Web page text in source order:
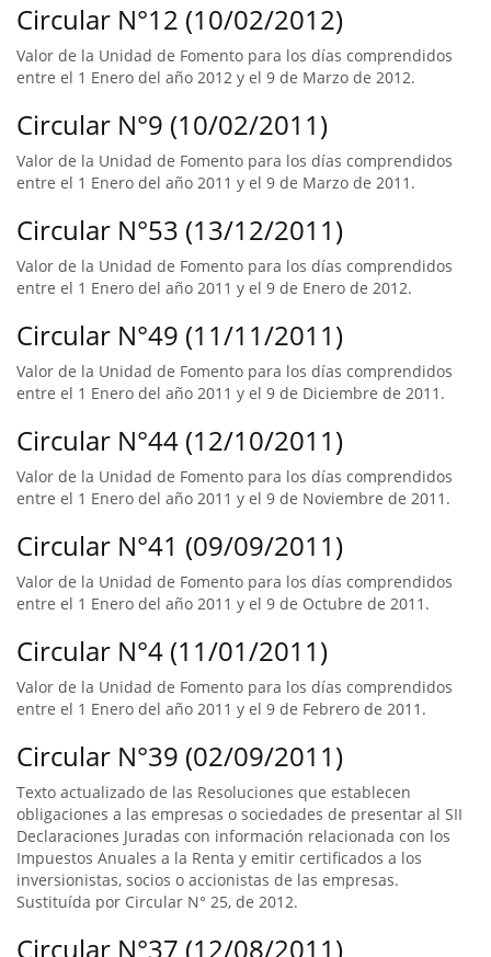
Circular N°12 (10/02/2012)
Valor de la Unidad de Fomento para los días comprendidos
entre el 1 Enero del año 2012 y el 9 de Marzo de 2012.
Circular N°9 (10/02/2011)
Valor de la Unidad de Fomento para los días comprendidos
entre el 1 Enero del año 2011 y el 9 de Marzo de 2011.
Circular N°53 (13/12/2011)
Valor de la Unidad de Fomento para los días comprendidos
entre el 1 Enero del año 2011 y el 9 de Enero de 2012.
Circular N°49 (11/11/2011)
Valor de la Unidad de Fomento para los días comprendidos
entre el 1 Enero del año 2011 y el 9 de Diciembre de 2011.
Circular N°44 (12/10/2011)
Valor de la Unidad de Fomento para los días comprendidos
entre el 1 Enero del año 2011 y el 9 de Noviembre de 2011.
Circular N°41 (09/09/2011)
Valor de la Unidad de Fomento para los días comprendidos
entre el 1 Enero del año 2011 y el 9 de Octubre de 2011.
Circular N°4 (11/01/2011)
Valor de la Unidad de Fomento para los días comprendidos
entre el 1 Enero del año 2011 y el 9 de Febrero de 2011.
Circular N°39 (02/09/2011)
Texto actualizado de las Resoluciones que establecen
obligaciones a las empresas o sociedades de presentar al SII
Declaraciones Juradas con información relacionada con los
Impuestos Anuales a la Renta y emitir certificados a los
inversionistas, socios o accionistas de las empresas.
Sustituída por Circular N° 25, de 2012.
Circular N°37 (12/08/2011)